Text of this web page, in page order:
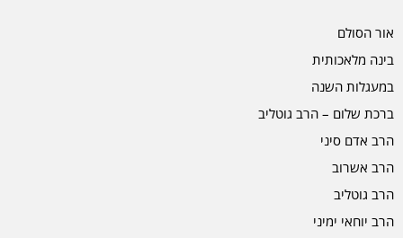
אור הסולם
בינה מלאכותית
במעגלות השנה
ברכת שלום – הרב גוטליב
הרב אדם סיני
הרב אשרוב
הרב גוטליב
הרב יוחאי ימיני